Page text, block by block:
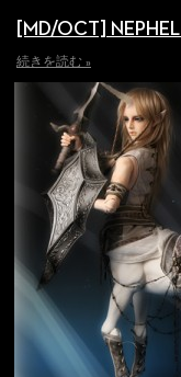
[MD/OCT]
続きを読む »